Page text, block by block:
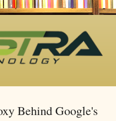
Behind Google's